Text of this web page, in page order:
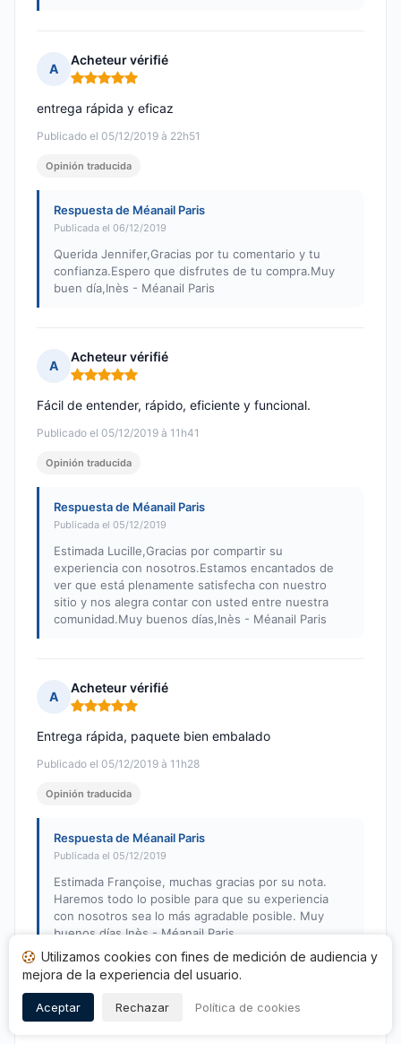
A
Acheteur vérifié
Nota: 5 de 5
Publicado el 05/12/2019 à 22h51
entrega rápida y eficaz
Opinión traducida
Respuesta de Méanail Paris
Publicada el 06/12/2019
Querida Jennifer,Gracias por tu comentario y tu
confianza.Espero que disfrutes de tu compra.Muy
buen día,Inès - Méanail Paris
A
Acheteur vérifié
Nota: 5 de 5
Publicado el 05/12/2019 à 11h41
Fácil de entender, rápido, eficiente y funcional.
Opinión traducida
Respuesta de Méanail Paris
Publicada el 05/12/2019
Estimada Lucille,Gracias por compartir su
experiencia con nosotros.Estamos encantados de
ver que está plenamente satisfecha con nuestro
sitio y nos alegra contar con usted entre nuestra
comunidad.Muy buenos días,Inès - Méanail Paris
A
Acheteur vérifié
Nota: 5 de 5
Publicado el 05/12/2019 à 11h28
Entrega rápida, paquete bien embalado
Opinión traducida
Respuesta de Méanail Paris
Publicada el 05/12/2019
Estimada Françoise, muchas gracias por su nota.
Haremos todo lo posible para que su experiencia
con nosotros sea lo más agradable posible. Muy
buenos días,Inès - Méanail Paris
A
Acheteur vérifié
Nota: 5 de 5
Utilizamos cookies con fines de medición de audiencia y
mejora de la experiencia del usuario.
Aceptar Rechazar Política de cookies